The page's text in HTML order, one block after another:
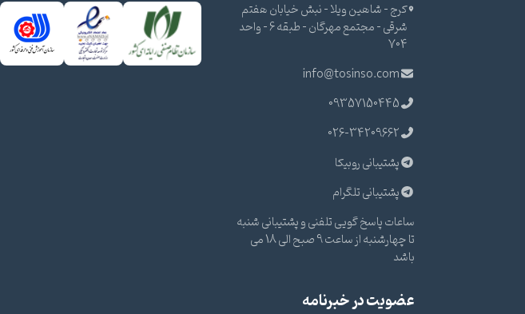
کرج - شاهین ویلا - نبش خیابان هفتم
شرقی - مجتمع مهرگان - طبقه 6 - واحد
704
info@tosinso.com
09357150445
026-34209662
پشتیبانی روبیکا
پشتیبانی تلگرام
ساعات پاسخ گویی تلفنی و پشتیبانی شنبه
تا چهارشنبه از ساعت 9 صبح الی 18 می
باشد
عضویت در خبرنامه